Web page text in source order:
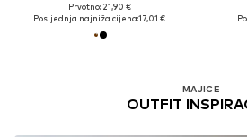
Prvotno: 21,90 €
Posljednja najniža cijena:17,01 €
MAJICE
OUTFIT